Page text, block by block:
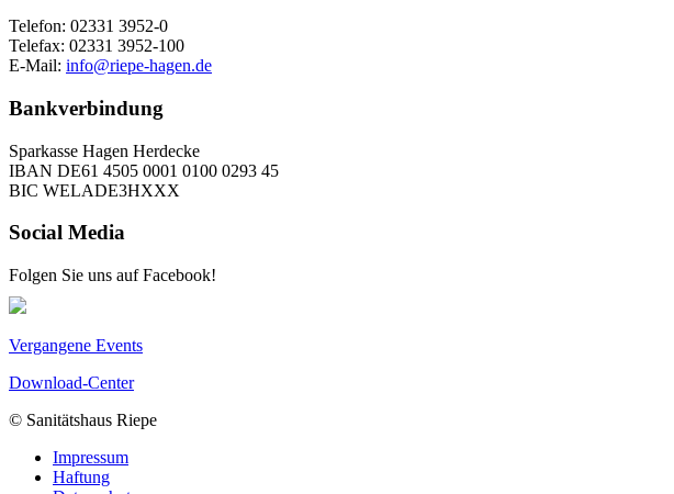
Telefon: 02331 3952-0
Telefax: 02331 3952-100
E-Mail: info@riepe-hagen.de
Bankverbindung
Sparkasse Hagen Herdecke
IBAN DE61 4505 0001 0100 0293 45
BIC WELADE3HXXX
Social Media
Folgen Sie uns auf Facebook!
Vergangene Events
Download-Center
© Sanitätshaus Riepe
Impressum
Haftung